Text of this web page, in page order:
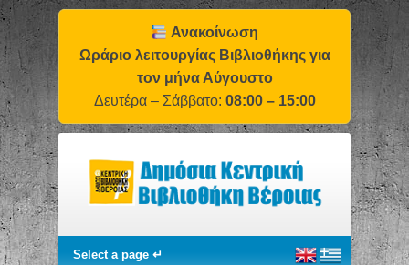
Ανακοίνωση
Ωράριο λειτουργίας Βιβλιοθήκης για
τον μήνα Αύγουστο
Δευτέρα – Σάββατο: 08:00 – 15:00